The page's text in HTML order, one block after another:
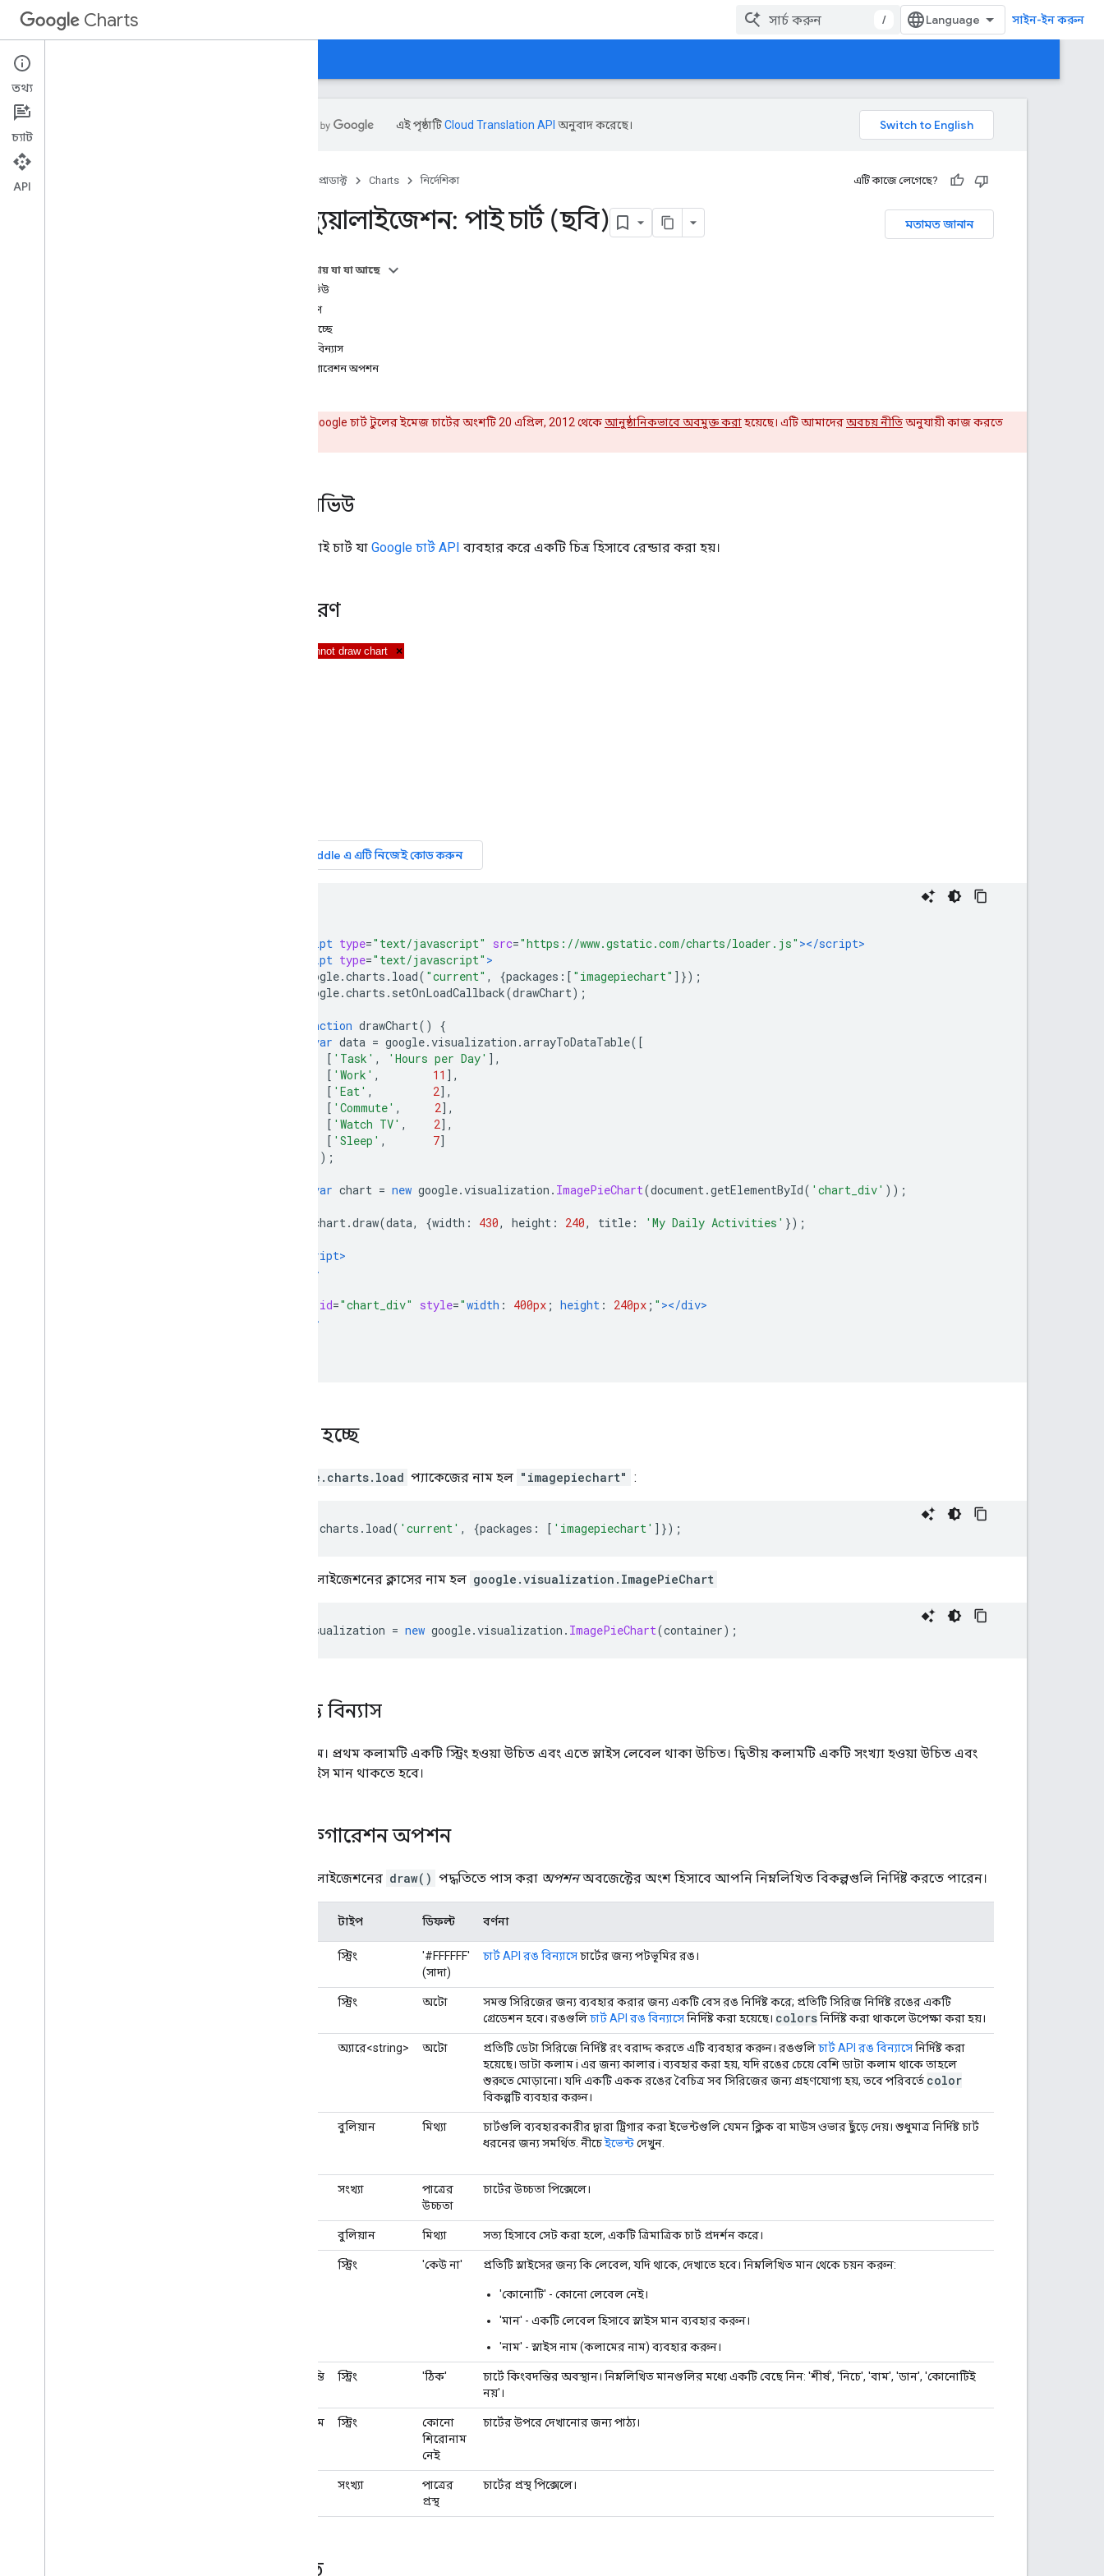
Charts / সাইন-ইন করুন
ওভারভিউ
এই পৃষ্ঠাটিCloud Translation API অনুবাদ করেছে।
প্রোডাক্ট Charts নির্দেশিকা এটি কাজে লেগেছে?
মতামত জানান
ভিজ্যুয়ালাইজেশন: পাই চার্ট (ছবি)
এই পৃষ্ঠায় যা যা আছে
ওভারভিউ
উদাহরণ
লোড হচ্ছে
উপাত্ত বিন্যাস
কনফিগারেশন অপশন
Google চার্ট টুলের ইমেজ চার্টের অংশটি 20 এপ্রিল, 2012 থেকেআনুষ্ঠানিকভাবে অবমুক্ত করাহয়েছে। এটি আমাদেরঅবচয় নীতিঅনুযায়ী কাজ করতে
ওভারভিউ
একটি পাই চার্ট যা Google চার্ট API ব্যবহার করে একটি চিত্র হিসাবে রেন্ডার করা হয়।
উদাহরণ
<script type="text/javascript" src="https://www.gstatic.com/charts/loader.js" ></script>
<script type="text/javascript" >
google.charts . load( "current" , {packages :[ "imagepiechart" ]});
google.charts . setOnLoadCallback(drawChart);
function drawChart()
{
var data = google.visualization .arrayToDataTable([
[ 'Task' , 'Hours per Day' ],
[ 'Work' , 11 ],
[ 'Eat' , 2],
[ 'Commute' , 2],
[ 'Watch TV' , 2],
[ 'Sleep' , 7]
]);
var chart = new google.visualization . ImagePieChart(document.getElementById( 'chart_div' ));
chart.draw(data, {width : 430, height : 240, title : 'My Daily Activities' });
</script>
</head>
id="chart_div" style="width : 400px ; height : 240px ; " ></div>
</body>
লোড হচ্ছে
google.charts.load প্যাকেজের নাম হল "imagepiechart" :
charts . load( 'current' , {packages : [ 'imagepiechart' ]});
ভিজ্যুয়ালাইজেশনের ক্লাসের নাম হল google.visualization.ImagePieChart
visualization = new google.visualization . ImagePieChart(container);
উপাত্ত বিন্যাস
দুই কলাম। প্রথম কলামটি একটি স্ট্রিং হওয়া উচিত এবং এতে স্লাইস লেবেল থাকা উচিত। দ্বিতীয় কলামটি একটি সংখ্যা হওয়া উচিত এবং
এতে স্লাইস মান থাকতে হবে।
কনফিগারেশন অপশন
ভিজ্যুয়ালাইজেশনের draw() পদ্ধতিতে পাস করা অপশনঅবজেক্টের অংশ হিসাবে আপনি নিম্নলিখিত বিকল্পগুলি নির্দিষ্ট করতে পারেন।
টাইপ ডিফল্ট বর্ণনা
স্ট্রিং
'#FFFFFF'
(সাদা)
চার্ট API রঙ বিন্যাসেচার্টের জন্য পটভূমির রঙ।
স্ট্রিং অটো
সমস্ত সিরিজের জন্য ব্যবহার করার জন্য একটি বেস রঙ নির্দিষ্ট করে; প্রতিটি সিরিজ নির্দিষ্ট রঙের একটি
গ্রেডেশন হবে। রঙগুলিচার্ট API রঙ বিন্যাসেনির্দিষ্ট করা হয়েছে। colorsনির্দিষ্ট করা থাকলে উপেক্ষা করা হয়।
অ্যারে<string> অটো প্রতিটি ডেটা সিরিজে নির্দিষ্ট রং বরাদ্দ করতে এটি ব্যবহার করুন। রঙগুলিচার্ট API রঙ বিন্যাসেনির্দিষ্ট করা
হয়েছে। ডাটা কলাম i এর জন্য কালার i ব্যবহার করা হয়, যদি রঙের চেয়ে বেশি ডাটা কলাম থাকে তাহলে
শুরুতে মোড়ানো। যদি একটি একক রঙের বৈচিত্র সব সিরিজের জন্য গ্রহণযোগ্য হয়, তবে পরিবর্তে color
বিকল্পটি ব্যবহার করুন।
বুলিয়ান মিথ্যা
চার্টগুলি ব্যবহারকারীর দ্বারা ট্রিগার করা ইভেন্টগুলি যেমন ক্লিক বা মাউস ওভার ছুঁড়ে দেয়। শুধুমাত্র নির্দিষ্ট চার্ট
ধরনের জন্য সমর্থিত. নীচেইভেন্টদেখুন.
সংখ্যা
পাত্রের
উচ্চতা
চার্টের উচ্চতা পিক্সেলে।
বুলিয়ান মিথ্যা সত্য হিসাবে সেট করা হলে, একটি ত্রিমাত্রিক চার্ট প্রদর্শন করে।
স্ট্রিং 'কেউ না' প্রতিটি স্লাইসের জন্য কি লেবেল, যদি থাকে, দেখাতে হবে। নিম্নলিখিত মান থেকে চয়ন করুন:
'কোনোটি' - কোনো লেবেল নেই।
'মান' - একটি লেবেল হিসাবে স্লাইস মান ব্যবহার করুন।
'নাম' - স্লাইস নাম (কলামের নাম) ব্যবহার করুন।
কিংবদন্তি স্ট্রিং 'ঠিক'
চার্টে কিংবদন্তির অবস্থান। নিম্নলিখিত মানগুলির মধ্যে একটি বেছে নিন: 'শীর্ষ', 'নিচে', 'বাম', 'ডান', 'কোনোটিই
নয়'।
শিরোনাম স্ট্রিং
কোনো
শিরোনাম
নেই
চার্টের উপরে দেখানোর জন্য পাঠ্য।
সংখ্যা
পাত্রের
প্রস্থ
চার্টের প্রস্থ পিক্সেলে।
পদ্ধতি
তথ্য
চ্যাট
API